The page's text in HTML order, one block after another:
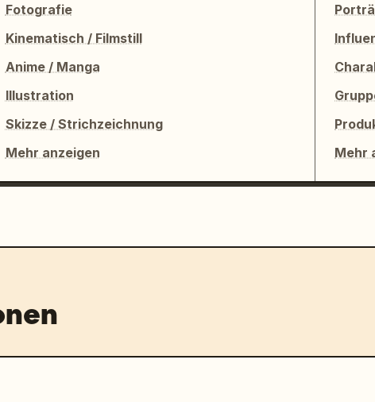
Fotografie
Kinematisch / Filmstill
Anime / Manga
Illustration
Skizze / Strichzeichnung
Mehr anzeigen
Mehr